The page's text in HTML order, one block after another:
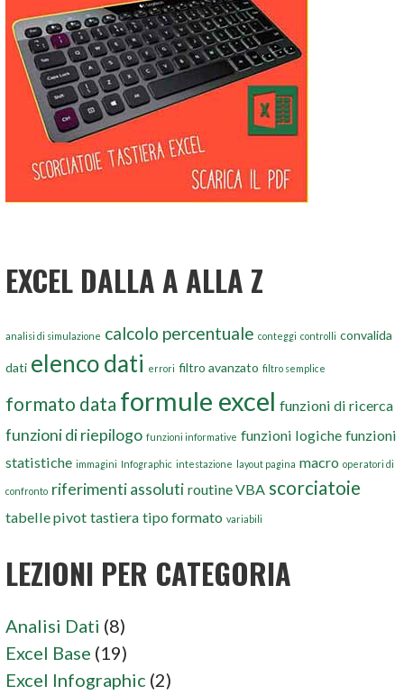
EXCEL DALLA A ALLA Z
analisi di simulazione calcolo percentuale conteggi controlli convalida
dati elenco dati errori filtro avanzato filtro semplice
formato data formule excel funzioni di ricerca
funzioni di riepilogo funzioni informative funzioni logiche funzioni
statistiche immagini Infographic intestazione layout pagina macro operatori di
confronto riferimenti assoluti routine VBA scorciatoie
tabelle pivot tastiera tipo formato variabili
LEZIONI PER CATEGORIA
Analisi Dati (8)
Excel Base (19)
Excel Infographic (2)